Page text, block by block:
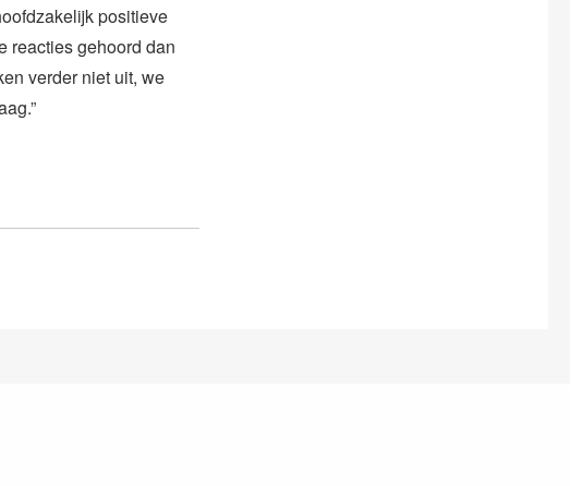
positieve
reacties gehoord dan
verder niet uit, we